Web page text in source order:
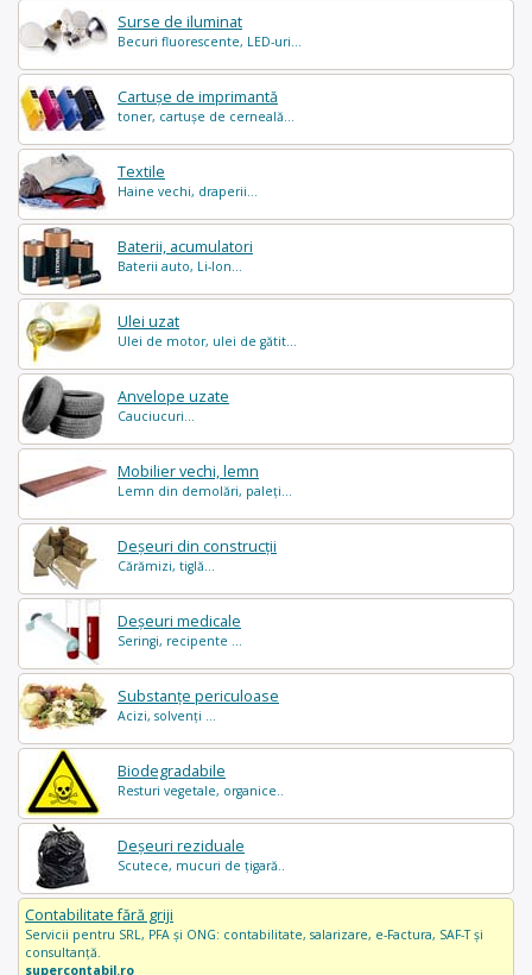
Surse de iluminat
Becuri fluorescente, LED-uri...
Cartușe de imprimantă
toner, cartușe de cerneală...
Textile
Haine vechi, draperii...
Baterii, acumulatori
Baterii auto, Li-Ion...
Ulei uzat
Ulei de motor, ulei de gătit...
Anvelope uzate
Cauciucuri...
Mobilier vechi, lemn
Lemn din demolări, paleți...
Deșeuri din construcții
Cărămizi, tiglă...
Deșeuri medicale
Seringi, recipente ...
Substanțe periculoase
Acizi, solvenți ...
Biodegradabile
Resturi vegetale, organice..
Deșeuri reziduale
Scutece, mucuri de țigară..
Contabilitate fără griji
Servicii pentru SRL, PFA și ONG: contabilitate, salarizare, e-Factura, SAF-T și
consultanță.
supercontabil.ro